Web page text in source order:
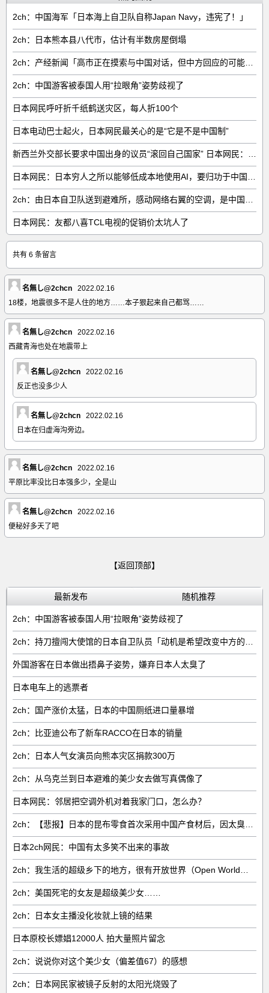
2ch：中国海军「日本海上自卫队自称Japan Navy，违宪了！」
2ch：日本熊本县八代市，估计有半数房屋倒塌
2ch：中国游客被泰国人用“拉眼角”姿势歧视了
日本网民呼吁折千纸鹤送灾区，每人折100个
日本电动巴士起火，日本网民最关心的是“它是不是中国制”
日本网民：友都八喜TCL电视的促销价太坑人了
共有 6 条留言
名無し@2chcn
2022.02.16
18楼，地震很多不是人住的地方……本子狠起来自己都骂……
名無し@2chcn
2022.02.16
西藏青海也处在地震带上
名無し@2chcn
2022.02.16
反正也没多少人
名無し@2chcn
2022.02.16
日本在归虚海沟旁边。
名無し@2chcn
2022.02.16
平原比率没比日本强多少，全是山
名無し@2chcn
2022.02.16
便秘好多天了吧
【返回顶部】
最新发布 随机推荐
2ch：中国游客被泰国人用“拉眼角”姿势歧视了
外国游客在日本做出捂鼻子姿势，嫌弃日本人太臭了
日本电车上的逃票者
2ch：国产涨价太猛，日本的中国厕纸进口量暴增
2ch：比亚迪公布了新车RACCO在日本的销量
2ch：日本人气女演员向熊本灾区捐款300万
2ch：从乌克兰到日本避难的美少女去做写真偶像了
日本网民：邻居把空调外机对着我家门口，怎么办？
日本2ch网民：中国有太多笑不出来的事故
2ch：美国死宅的女友是超级美少女……
2ch：日本女主播没化妆就上镜的结果
日本原校长嫖娼12000人 拍大量照片留念
2ch：说说你对这个美少女（偏差值67）的感想
2ch：日本网民家被镜子反射的太阳光烧毁了